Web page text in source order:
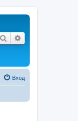
Поиск
Вход